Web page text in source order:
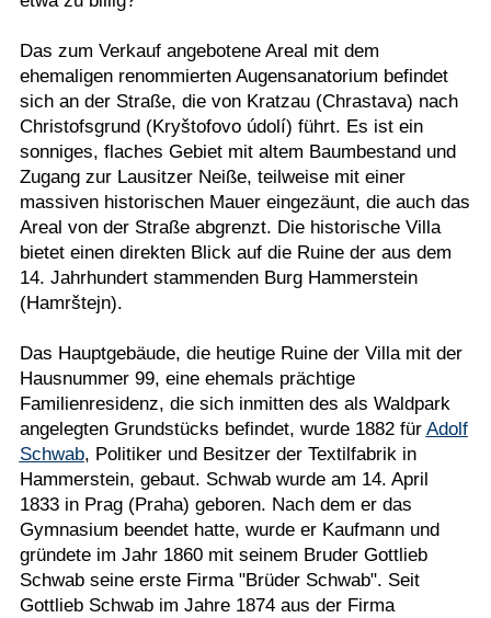
Das zum Verkauf angebotene Areal mit dem
ehemaligen renommierten Augensanatorium befindet
sich an der Straße, die von Kratzau (Chrastava) nach
Christofsgrund (Kryštofovo údolí) führt. Es ist ein
sonniges, flaches Gebiet mit altem Baumbestand und
Zugang zur Lausitzer Neiße, teilweise mit einer
massiven historischen Mauer eingezäunt, die auch das
Areal von der Straße abgrenzt. Die historische Villa
bietet einen direkten Blick auf die Ruine der aus dem
14. Jahrhundert stammenden Burg Hammerstein
(Hamrštejn).
Das Hauptgebäude, die heutige Ruine der Villa mit der
Hausnummer 99, eine ehemals prächtige
Familienresidenz, die sich inmitten des als Waldpark
angelegten Grundstücks befindet, wurde 1882 für Adolf
Schwab, Politiker und Besitzer der Textilfabrik in
Hammerstein, gebaut. Schwab wurde am 14. April
1833 in Prag (Praha) geboren. Nach dem er das
Gymnasium beendet hatte, wurde er Kaufmann und
gründete im Jahr 1860 mit seinem Bruder Gottlieb
Schwab seine erste Firma "Brüder Schwab". Seit
Gottlieb Schwab im Jahre 1874 aus der Firma